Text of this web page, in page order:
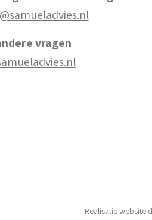
vragen
Realisatie website